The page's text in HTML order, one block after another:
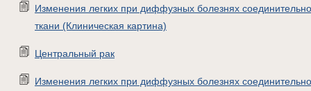
Изменения легких при диффузных болезнях
ткани (Клиническая картина)
Центральный рак
Изменения легких при диффузных болезнях